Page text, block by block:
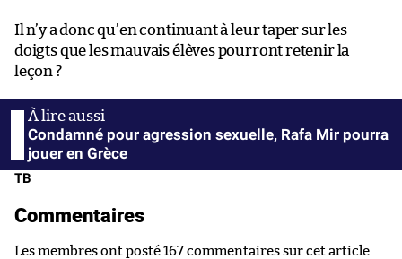
Il n’y a donc qu’en continuant à leur taper sur les
doigts que les mauvais élèves pourront retenir la
leçon ?
Condamné pour agression sexuelle, Rafa Mir pourra
jouer en Grèce
TB
Commentaires
Les membres ont posté 167 commentaires sur cet article.